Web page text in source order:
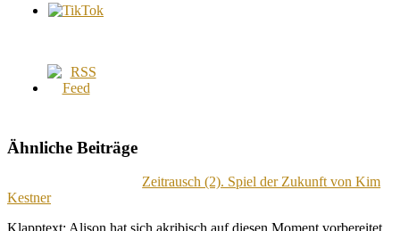
Ähnliche Beiträge
Zeitrausch (2). Spiel der Zukunft von Kim
Kestner